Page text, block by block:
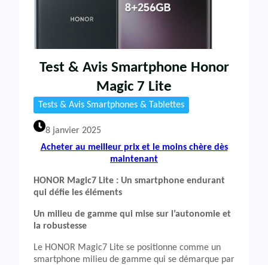
Test & Avis Smartphone Honor
Magic 7 Lite
Tests & Avis Smartphones & Tablettes
8 janvier 2025
Acheter au meilleur prix et le moins chère dès
maintenant
HONOR Magic7 Lite : Un smartphone endurant
qui défie les éléments
Un milieu de gamme qui mise sur l’autonomie et
la robustesse
Le HONOR Magic7 Lite se positionne comme un
smartphone milieu de gamme qui se démarque par